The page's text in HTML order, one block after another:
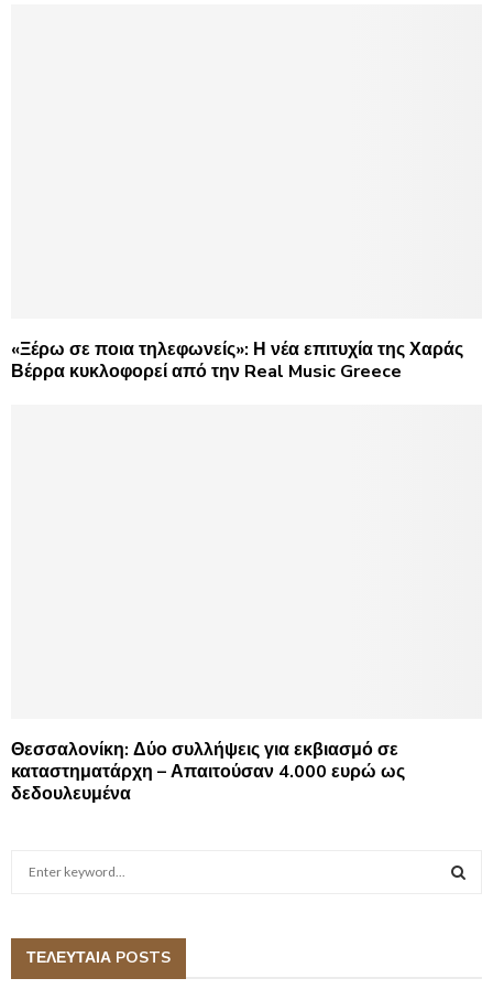
«Ξέρω σε ποια τηλεφωνείς»: Η νέα επιτυχία της Χαράς
Βέρρα κυκλοφορεί από την Real Music Greece
Θεσσαλονίκη: Δύο συλλήψεις για εκβιασμό σε
καταστηματάρχη – Απαιτούσαν 4.000 ευρώ ως
δεδουλευμένα
h
ΤΕΛΕΥΤΑΙΑ POSTS